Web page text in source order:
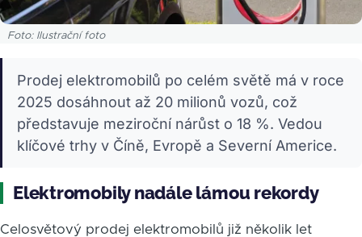
Foto: Ilustrační foto
Prodej elektromobilů po celém světě má v roce
2025 dosáhnout až 20 milionů vozů, což
představuje meziroční nárůst o 18 %. Vedou
klíčové trhy v Číně, Evropě a Severní Americe.
Elektromobily nadále lámou rekordy
Celosvětový prodej elektromobilů již několik let